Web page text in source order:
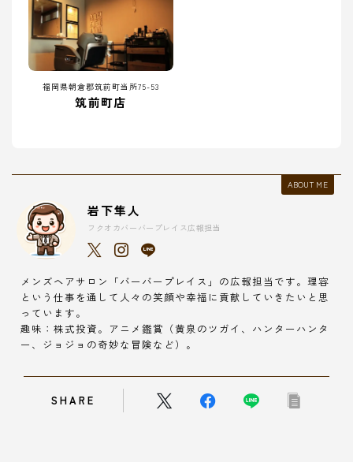
福岡県朝倉郡筑前町当所75-53
筑前町店
ABOUT ME
岩下隼人
フクオカバーバープレイス広報担当
メンズヘアサロン「バーバープレイス」の広報担当です。理容
という仕事を通して人々の笑顔や幸福に貢献していきたいと思
っています。
趣味：株式投資。アニメ鑑賞（黄泉のツガイ、ハンターハンタ
ー、ジョジョの奇妙な冒険など）。
SHARE